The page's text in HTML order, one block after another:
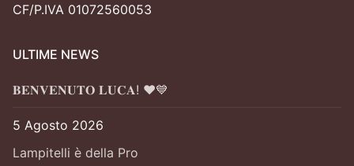
CF/P.IVA 01072560053
ULTIME NEWS
𝐁𝐄𝐍𝐕𝐄𝐍𝐔𝐓𝐎 𝐋𝐔𝐂𝐀! ❤️💙
5 Agosto 2026
Lampitelli è della Pro